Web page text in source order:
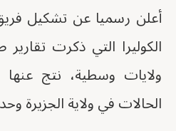
أعلن رسميا عن تشكيل
الكوليرا التي ذكرت
ولايات وسطية، نتج
الحالات في ولاية الجزيرة